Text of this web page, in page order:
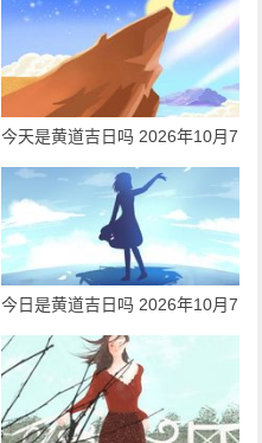
今天是黄道吉日吗 2026年10月7
日是迁居吉日吗
今日是黄道吉日吗 2026年10月7
日可以动工吗